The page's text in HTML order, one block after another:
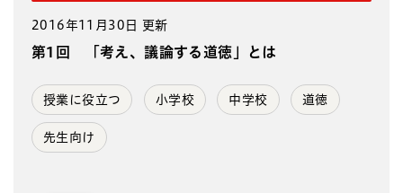
2016年11月30日 更新
第1回 「考え、議論する道徳」とは
授業に役立つ 小学校 中学校 道徳
先生向け